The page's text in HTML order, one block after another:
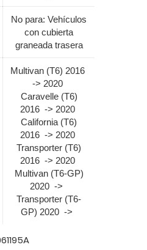
No para: Vehículos
con cubierta
graneada trasera
Multivan (T6) 2016
-> 2020
Caravelle (T6)
2016 -> 2020
California (T6)
2016 -> 2020
Transporter (T6)
2016 -> 2020
Multivan (T6-GP)
2020 ->
Transporter (T6-
GP) 2020 ->